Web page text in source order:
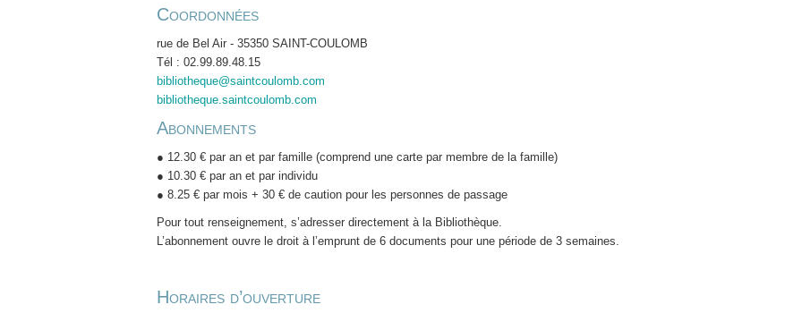
Coordonnées
rue de Bel Air - 35350 SAINT-COULOMB
Tél : 02.99.89.48.15
bibliotheque@saintcoulomb.com
bibliotheque.saintcoulomb.com
Abonnements
● 12.30 € par an et par famille (comprend une carte par membre de la famille)
● 10.30 € par an et par individu
● 8.25 € par mois + 30 € de caution pour les personnes de passage
Pour tout renseignement, s’adresser directement à la Bibliothèque.
L’abonnement ouvre le droit à l’emprunt de 6 documents pour une période de 3 semaines.
Horaires d’ouverture